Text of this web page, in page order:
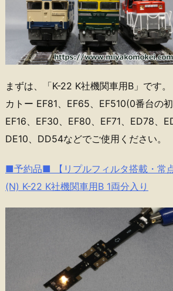
まずは、「K-22 K社機関車用B」です。
カトー EF81、EF65、EF510(0番台の初
EF16、EF30、EF80、EF71、ED78、
DE10、DD54などでご使用ください。
■予約品■ 【リプルフィルタ搭載・常
(N) K-22 K社機関車用B 1両分入り